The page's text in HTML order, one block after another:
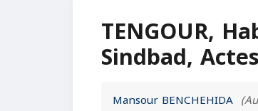
TENGOUR,
Sindbad,
Mansour BENCHEHIDA